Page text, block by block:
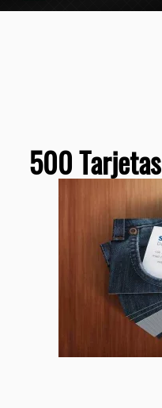
500 Tarjetas